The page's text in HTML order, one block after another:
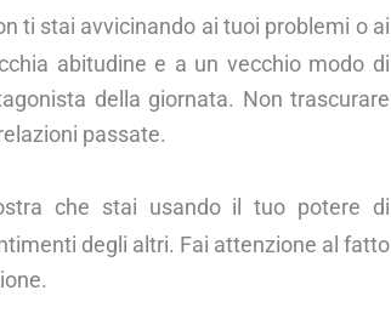
ti stai avvicinando ai tuoi problemi o ai
abitudine e a un vecchio modo di
della giornata. Non trascurare
passate.
che stai usando il tuo potere di
degli altri. Fai attenzione al fatto